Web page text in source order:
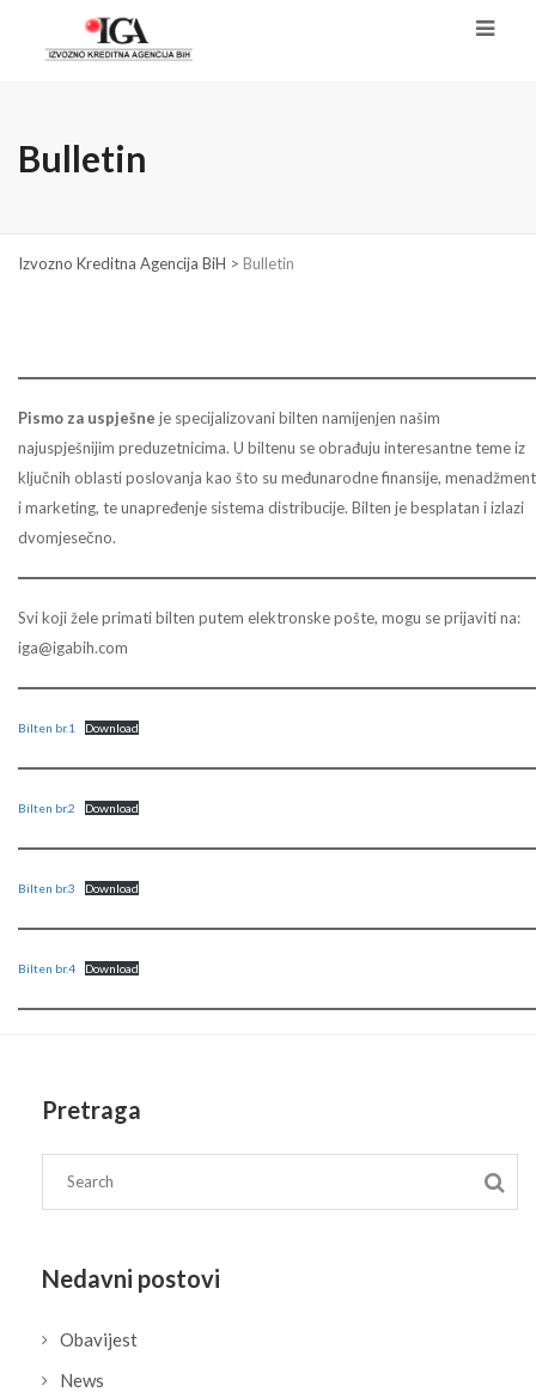
Bulletin
Izvozno Kreditna Agencija BiH > Bulletin
Pismo za uspješne je specijalizovani bilten namijenjen našim
najuspješnijim preduzetnicima. U biltenu se obrađuju interesantne teme iz
ključnih oblasti poslovanja kao što su međunarodne finansije, menadžment
i marketing, te unapređenje sistema distribucije. Bilten je besplatan i izlazi
dvomjesečno.
Svi koji žele primati bilten putem elektronske pošte, mogu se prijaviti na:
iga@igabih.com
Bilten br.1 Download
Bilten br.2 Download
Bilten br.3 Download
Bilten br.4 Download
Pretraga
Nedavni postovi
Obavijest
News